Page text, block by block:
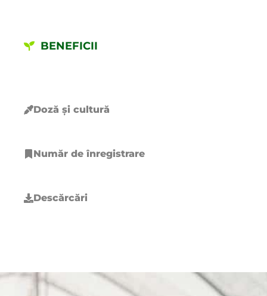
Doză și cultură
Număr de înregistrare
Descărcări
BENEFICII